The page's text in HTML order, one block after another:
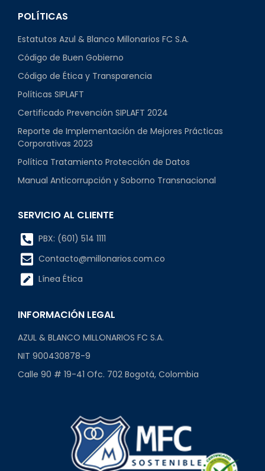
POLÍTICAS
Estatutos Azul & Blanco Millonarios FC S.A.
Código de Buen Gobierno
Código de Ética y Transparencia
Políticas SIPLAFT
Certificado Prevención SIPLAFT 2024
Reporte de Implementación de Mejores Prácticas
Corporativas 2023
Política Tratamiento Protección de Datos
Manual Anticorrupción y Soborno Transnacional
SERVICIO AL CLIENTE
PBX: (601) 514 1111
Contacto@millonarios.com.co
Línea Ética
INFORMACIÓN LEGAL
AZUL & BLANCO MILLONARIOS FC S.A.
NIT 900430878-9
Calle 90 # 19-41 Ofc. 702 Bogotá, Colombia